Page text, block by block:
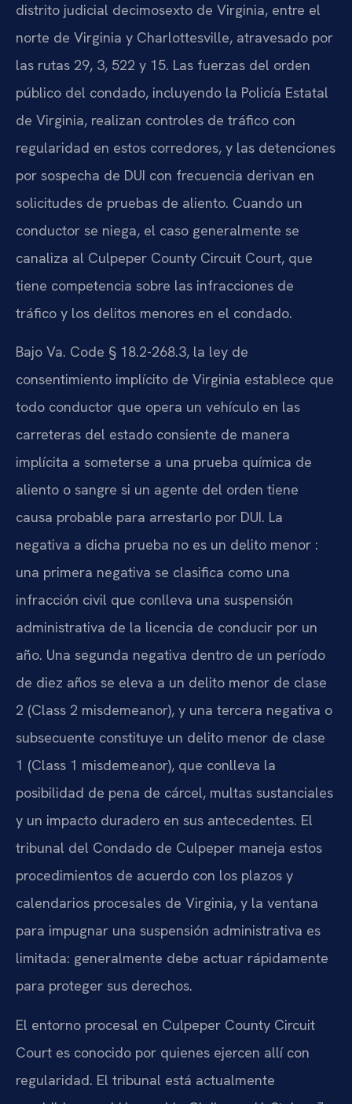
distrito judicial decimosexto de Virginia, entre el
norte de Virginia y Charlottesville, atravesado por
las rutas 29, 3, 522 y 15. Las fuerzas del orden
público del condado, incluyendo la Policía Estatal
de Virginia, realizan controles de tráfico con
regularidad en estos corredores, y las detenciones
por sospecha de DUI con frecuencia derivan en
solicitudes de pruebas de aliento. Cuando un
conductor se niega, el caso generalmente se
canaliza al Culpeper County Circuit Court, que
tiene competencia sobre las infracciones de
tráfico y los delitos menores en el condado.
Bajo Va. Code § 18.2-268.3, la ley de
consentimiento implícito de Virginia establece que
todo conductor que opera un vehículo en las
carreteras del estado consiente de manera
implícita a someterse a una prueba química de
aliento o sangre si un agente del orden tiene
causa probable para arrestarlo por DUI. La
negativa a dicha prueba no es un delito menor :
una primera negativa se clasifica como una
infracción civil que conlleva una suspensión
administrativa de la licencia de conducir por un
año. Una segunda negativa dentro de un período
de diez años se eleva a un delito menor de clase
2 (Class 2 misdemeanor), y una tercera negativa o
subsecuente constituye un delito menor de clase
1 (Class 1 misdemeanor), que conlleva la
posibilidad de pena de cárcel, multas sustanciales
y un impacto duradero en sus antecedentes. El
tribunal del Condado de Culpeper maneja estos
procedimientos de acuerdo con los plazos y
calendarios procesales de Virginia, y la ventana
para impugnar una suspensión administrativa es
limitada: generalmente debe actuar rápidamente
para proteger sus derechos.
El entorno procesal en Culpeper County Circuit
Court es conocido por quienes ejercen allí con
regularidad. El tribunal está actualmente